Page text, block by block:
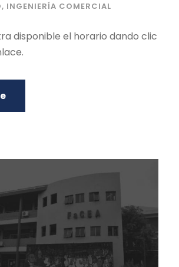
, INGENIERÍA COMERCIAL
disponible el horario dando clic